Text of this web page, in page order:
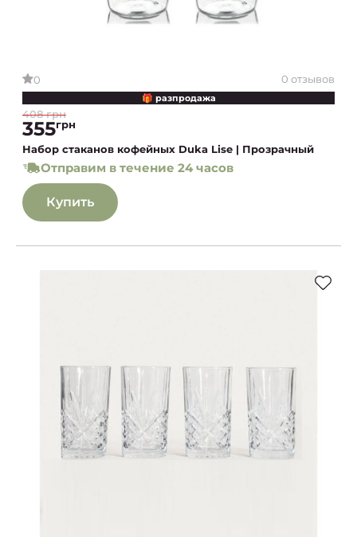
0 0 отзывов
🎁 разпродажа
408 грн
355грн
Набор стаканов кофейных Duka Lise | Прозрачный
Отправим в течение 24 часов
Купить